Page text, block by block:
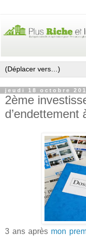
jeudi 18 octobre
2ème
3 ans après mon